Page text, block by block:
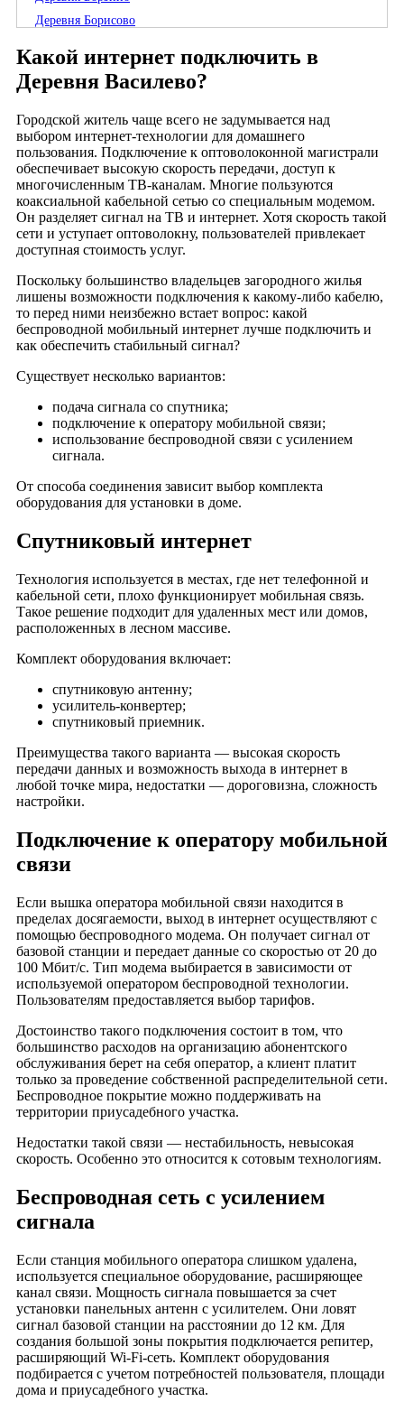
Деревня Борисово
Деревня Бутылки
Деревня Васюнино
Деревня Вашутино
Деревня Вырытово
Деревня Головари
Деревня Давыдово
Деревня Демидово
Деревня Демино
Деревня Дмитриево
Деревня Долбино
Деревня Евсино
Деревня Жары
Деревня Жигалово
Деревня Заболотье
Деревня Занутрино
Деревня Захарово
Деревня Избищи
Деревня Икшево
Деревня Ильино
Деревня Красный
Деревня Кузьмино
Деревня Купреево
Деревня Курлово
Деревня Ларинская
Деревня Лесниково
Деревня Лобаново
Деревня Маклаки
Деревня Малая Артемовка
Деревня Малышкино
Деревня Маслиха
Деревня Мильцево
Деревня Митенино
Деревня Михали
Деревня Мокрое
Деревня Мордвиново
Деревня Моругино
Деревня Нармочь
Деревня Нармуч
Деревня Неклюдово
Деревня Нечаевская
Деревня Никулино
Деревня Новоопокино
Деревня Ново-Дурово
Деревня Ново-Мальцево
Деревня Ново-Павликово
Деревня Ново-Покровское
Деревня Новоуваровка
Деревня Обдихово
Деревня Овинцы
Деревня Окатово
Какой интернет подключить в
Деревня Василево?
Городской житель чаще всего не задумывается над
выбором интернет-технологии для домашнего
пользования. Подключение к оптоволоконной магистрали
обеспечивает высокую скорость передачи, доступ к
многочисленным ТВ-каналам. Многие пользуются
коаксиальной кабельной сетью со специальным модемом.
Он разделяет сигнал на ТВ и интернет. Хотя скорость такой
сети и уступает оптоволокну, пользователей привлекает
доступная стоимость услуг.
Поскольку большинство владельцев загородного жилья
лишены возможности подключения к какому-либо кабелю,
то перед ними неизбежно встает вопрос: какой
беспроводной мобильный интернет лучше подключить и
как обеспечить стабильный сигнал?
Существует несколько вариантов:
подача сигнала со спутника;
подключение к оператору мобильной связи;
использование беспроводной связи с усилением
сигнала.
От способа соединения зависит выбор комплекта
оборудования для установки в доме.
Спутниковый интернет
Технология используется в местах, где нет телефонной и
кабельной сети, плохо функционирует мобильная связь.
Такое решение подходит для удаленных мест или домов,
расположенных в лесном массиве.
Комплект оборудования включает:
спутниковую антенну;
усилитель-конвертер;
спутниковый приемник.
Преимущества такого варианта — высокая скорость
передачи данных и возможность выхода в интернет в
любой точке мира, недостатки — дороговизна, сложность
настройки.
Подключение к оператору мобильной
связи
Если вышка оператора мобильной связи находится в
пределах досягаемости, выход в интернет осуществляют с
помощью беспроводного модема. Он получает сигнал от
базовой станции и передает данные со скоростью от 20 до
100 Мбит/с. Тип модема выбирается в зависимости от
используемой оператором беспроводной технологии.
Пользователям предоставляется выбор тарифов.
Достоинство такого подключения состоит в том, что
большинство расходов на организацию абонентского
обслуживания берет на себя оператор, а клиент платит
только за проведение собственной распределительной сети.
Беспроводное покрытие можно поддерживать на
территории приусадебного участка.
Недостатки такой связи — нестабильность, невысокая
скорость. Особенно это относится к сотовым технологиям.
Беспроводная сеть с усилением
сигнала
Если станция мобильного оператора слишком удалена,
используется специальное оборудование, расширяющее
канал связи. Мощность сигнала повышается за счет
установки панельных антенн с усилителем. Они ловят
сигнал базовой станции на расстоянии до 12 км. Для
создания большой зоны покрытия подключается репитер,
расширяющий Wi-Fi-сеть. Комплект оборудования
подбирается с учетом потребностей пользователя, площади
дома и приусадебного участка.